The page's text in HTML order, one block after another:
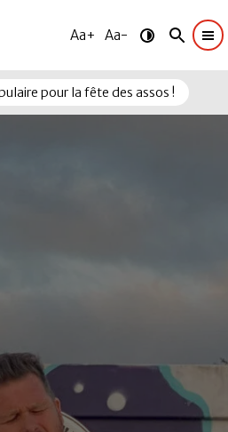
Aa+ Aa-
pour la fête des assos !